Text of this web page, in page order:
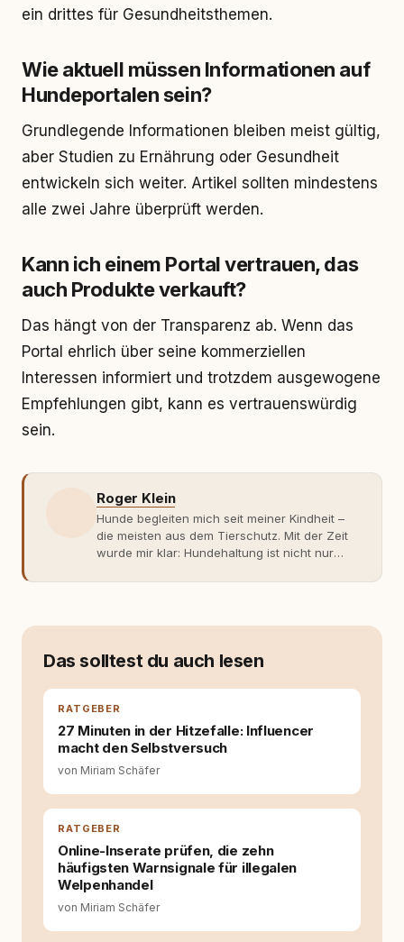
ein drittes für Gesundheitsthemen.
Wie aktuell müssen Informationen auf
Hundeportalen sein?
Grundlegende Informationen bleiben meist gültig,
aber Studien zu Ernährung oder Gesundheit
entwickeln sich weiter. Artikel sollten mindestens
alle zwei Jahre überprüft werden.
Kann ich einem Portal vertrauen, das
auch Produkte verkauft?
Das hängt von der Transparenz ab. Wenn das
Portal ehrlich über seine kommerziellen
Interessen informiert und trotzdem ausgewogene
Empfehlungen gibt, kann es vertrauenswürdig
sein.
Roger Klein
Hunde begleiten mich seit meiner Kindheit –
die meisten aus dem Tierschutz. Mit der Zeit
wurde mir klar: Hundehaltung ist nicht nur
Fachwissen. Der Wendepunkt kam mit meinem
moderner Hundeerziehung
entsteht echte Bindung dort, wo Verständnis
Wissen ersetzt – nicht umgekehrt. Aus dieser
Entwicklung entstand rundum.dog – ein
Wissens- und Serviceportal für
und der Schweiz. Meine Überzeugung:
Tierschutz beginnt mit Wissen. Wer seinen
Hund versteht, trifft bessere Entscheidungen –
für ein Zusammenleben, das beiden guttut.
Das solltest du auch lesen
RATGEBER
27 Minuten in der Hitzefalle: Influencer
macht den Selbstversuch
von Miriam Schäfer
RATGEBER
Online-Inserate prüfen, die zehn
häufigsten Warnsignale für illegalen
Welpenhandel
von Miriam Schäfer